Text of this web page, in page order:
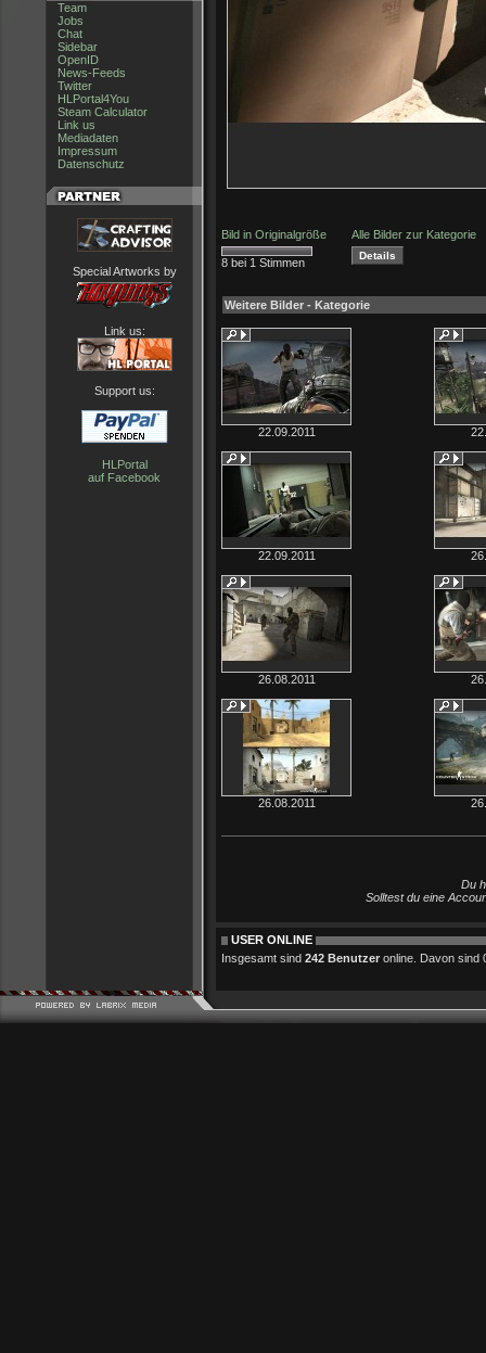
Team
Jobs
Chat
Sidebar
OpenID
News-Feeds
Twitter
HLPortal4You
Steam Calculator
Link us
Mediadaten
Impressum
Datenschutz
Special Artworks by
Link us:
Support us:
HLPortal
auf Facebook
Bild in Originalgröße Alle Bilder zur Kategorie
8 bei 1 Stimmen
Weitere Bilder - Kategorie
22.09.2011
22.09.2011
26.08.2011
26.08.2011
Du
Solltest du eine
USER ONLINE
Insgesamt sind 242 Benutzer online. Davon sind